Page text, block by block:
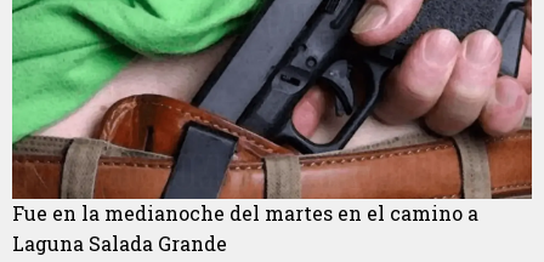
Fue en la medianoche del martes en el camino a
Laguna Salada Grande